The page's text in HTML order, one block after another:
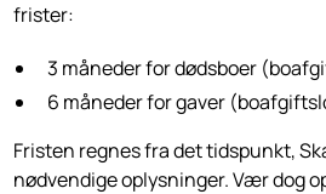
frister:
3 måneder for dødsboer
6 måneder for gaver
Fristen regnes fra det tidspunkt,
nødvendige oplysninger. Vær dog